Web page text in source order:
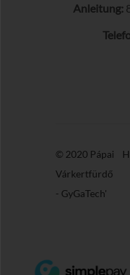
Anleitung:
© 2020 Pápai
Várkertfürdő
- GyGaTech'